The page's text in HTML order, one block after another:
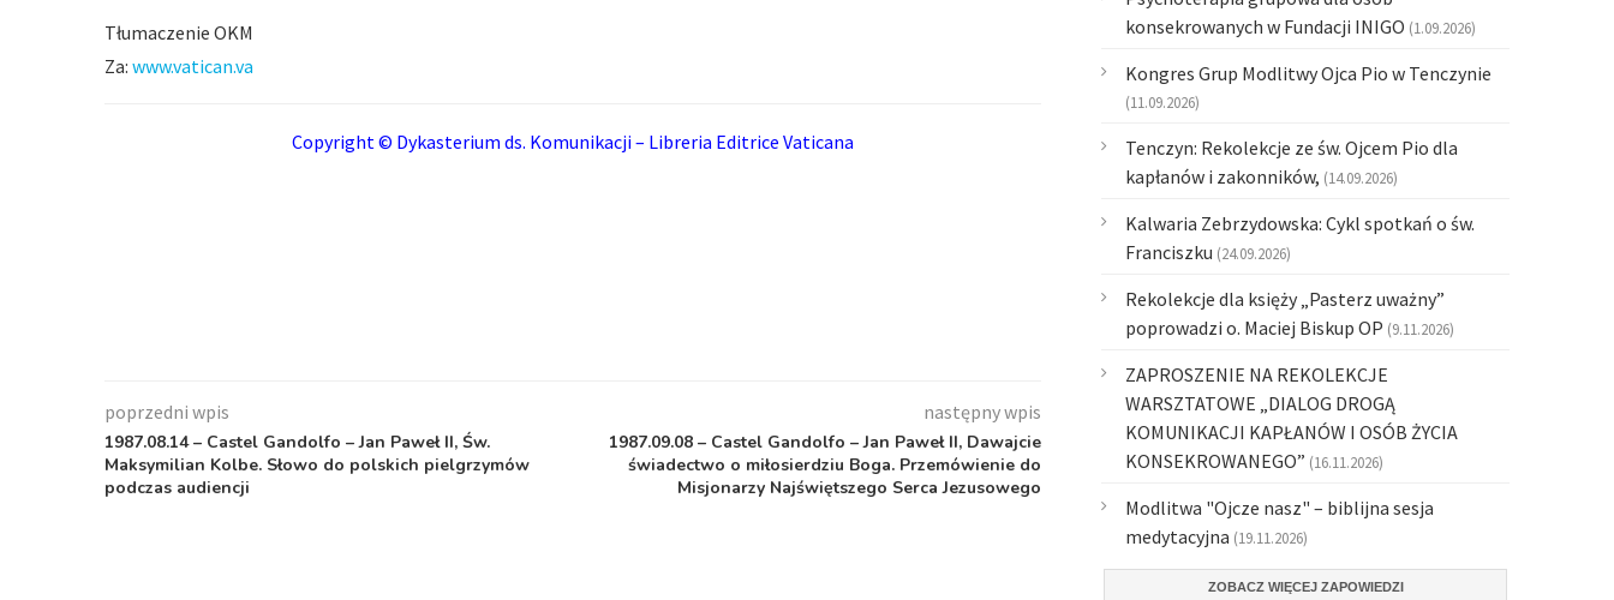
Tłumaczenie OKM
Za: www.vatican.va
Copyright © Dykasterium ds. Komunikacji – Libreria Editrice Vaticana
poprzedni wpis
1987.08.14 – Castel Gandolfo – Jan Paweł II, Św.
Maksymilian Kolbe. Słowo do polskich pielgrzymów
podczas audiencji
następny wpis
1987.09.08 – Castel Gandolfo – Jan Paweł II, Dawajcie
świadectwo o miłosierdziu Boga. Przemówienie do
Misjonarzy Najświętszego Serca Jezusowego
konsekrowanych w Fundacji INIGO (1.09.2026)
Kongres Grup Modlitwy Ojca Pio w Tenczynie
(11.09.2026)
Tenczyn: Rekolekcje ze św. Ojcem Pio dla
kapłanów i zakonników, (14.09.2026)
Kalwaria Zebrzydowska: Cykl spotkań o św.
Franciszku (24.09.2026)
Rekolekcje dla księży „Pasterz uważny”
poprowadzi o. Maciej Biskup OP (9.11.2026)
ZAPROSZENIE NA REKOLEKCJE
WARSZTATOWE „DIALOG DROGĄ
KOMUNIKACJI KAPŁANÓW I OSÓB ŻYCIA
KONSEKROWANEGO” (16.11.2026)
Modlitwa "Ojcze nasz" – biblijna sesja
medytacyjna (19.11.2026)
ZOBACZ WIĘCEJ ZAPOWIEDZI